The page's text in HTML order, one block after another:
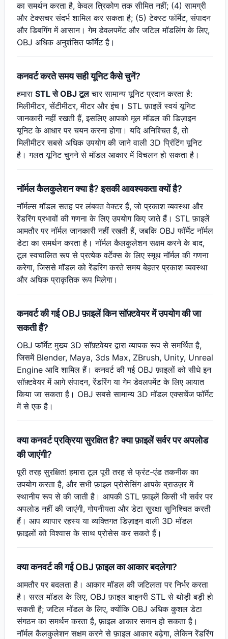
का समर्थन करता है, केवल त्रिकोण तक सीमित नहीं; (4) सामग्री
और टेक्सचर संदर्भ शामिल कर सकता है; (5) टेक्स्ट फॉर्मेट, संपादन
और डिबगिंग में आसान। गेम डेवलपमेंट और जटिल मॉडलिंग के लिए,
OBJ अधिक अनुशंसित फॉर्मेट है।
कनवर्ट करते समय सही यूनिट कैसे चुनें?
हमारा STL से OBJ टूलचार सामान्य यूनिट प्रदान करता है:
मिलीमीटर, सेंटीमीटर, मीटर और इंच। STL फ़ाइलें स्वयं यूनिट
जानकारी नहीं रखती हैं, इसलिए आपको मूल मॉडल की डिज़ाइन
यूनिट के आधार पर चयन करना होगा। यदि अनिश्चित हैं, तो
मिलीमीटर सबसे अधिक उपयोग की जाने वाली 3D प्रिंटिंग यूनिट
है। गलत यूनिट चुनने से मॉडल आकार में विचलन हो सकता है।
नॉर्मल कैलकुलेशन क्या है? इसकी आवश्यकता क्यों है?
नॉर्मल्स मॉडल सतह पर लंबवत वेक्टर हैं, जो प्रकाश व्यवस्था और
रेंडरिंग प्रभावों की गणना के लिए उपयोग किए जाते हैं। STL फ़ाइलें
आमतौर पर नॉर्मल जानकारी नहीं रखती हैं, जबकि OBJ फॉर्मेट नॉर्मल
डेटा का समर्थन करता है। नॉर्मल कैलकुलेशन सक्षम करने के बाद,
टूल स्वचालित रूप से प्रत्येक वर्टेक्स के लिए स्मूथ नॉर्मल की गणना
करेगा, जिससे मॉडल को रेंडरिंग करते समय बेहतर प्रकाश व्यवस्था
और अधिक प्राकृतिक रूप मिलेगा।
कनवर्ट की गई OBJ फ़ाइलें किन सॉफ़्टवेयर में उपयोग की जा
सकती हैं?
OBJ फॉर्मेट मुख्य 3D सॉफ़्टवेयर द्वारा व्यापक रूप से समर्थित है,
जिसमें Blender, Maya, 3ds Max, ZBrush, Unity, Unreal
Engine आदि शामिल हैं। कनवर्ट की गई OBJ फ़ाइलों को सीधे इन
सॉफ़्टवेयर में आगे संपादन, रेंडरिंग या गेम डेवलपमेंट के लिए आयात
किया जा सकता है। OBJ सबसे सामान्य 3D मॉडल एक्सचेंज फॉर्मेट
में से एक है।
क्या कनवर्ट प्रक्रिया सुरक्षित है? क्या फ़ाइलें सर्वर पर अपलोड
की जाएंगी?
पूरी तरह सुरक्षित! हमारा टूल पूरी तरह से फ्रंट-एंड तकनीक का
उपयोग करता है, और सभी फ़ाइल प्रोसेसिंग आपके ब्राउज़र में
स्थानीय रूप से की जाती है। आपकी STL फ़ाइलें किसी भी सर्वर पर
अपलोड नहीं की जाएंगी, गोपनीयता और डेटा सुरक्षा सुनिश्चित करती
हैं। आप व्यापार रहस्य या व्यक्तिगत डिज़ाइन वाली 3D मॉडल
फ़ाइलों को विश्वास के साथ प्रोसेस कर सकते हैं।
क्या कनवर्ट की गई OBJ फ़ाइल का आकार बदलेगा?
आमतौर पर बदलता है। आकार मॉडल की जटिलता पर निर्भर करता
है। सरल मॉडल के लिए, OBJ फ़ाइल बाइनरी STL से थोड़ी बड़ी हो
सकती है; जटिल मॉडल के लिए, क्योंकि OBJ अधिक कुशल डेटा
संगठन का समर्थन करता है, फ़ाइल आकार समान हो सकता है।
नॉर्मल कैलकुलेशन सक्षम करने से फ़ाइल आकार बढ़ेगा, लेकिन रेंडरिंग